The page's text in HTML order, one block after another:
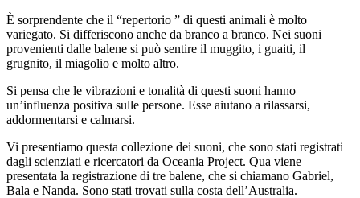
È sorprendente che il “repertorio ” di questi animali è molto
variegato. Si differiscono anche da branco a branco. Nei suoni
provenienti dalle balene si può sentire il muggito, i guaiti, il
grugnito, il miagolio e molto altro.
Si pensa che le vibrazioni e tonalità di questi suoni hanno
un’influenza positiva sulle persone. Esse aiutano a rilassarsi,
addormentarsi e calmarsi.
Vi presentiamo questa collezione dei suoni, che sono stati registrati
dagli scienziati e ricercatori da Oceania Project. Qua viene
presentata la registrazione di tre balene, che si chiamano Gabriel,
Bala e Nanda. Sono stati trovati sulla costa dell’Australia.